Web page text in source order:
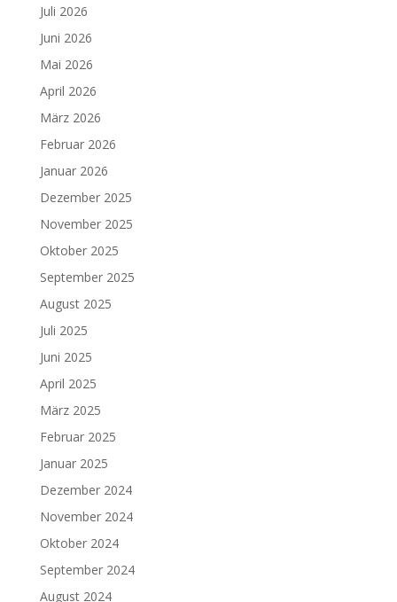
Juli 2026
Juni 2026
Mai 2026
April 2026
März 2026
Februar 2026
Januar 2026
Dezember 2025
November 2025
Oktober 2025
September 2025
August 2025
Juli 2025
Juni 2025
April 2025
März 2025
Februar 2025
Januar 2025
Dezember 2024
November 2024
Oktober 2024
September 2024
August 2024